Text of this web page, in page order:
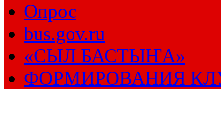
Опрос
bus.gov.ru
«СЫЛ БАСТЫҤА»
ФОРМИРОВАНИЯ